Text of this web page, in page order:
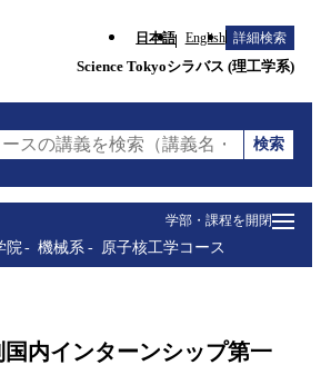
日本語 English 詳細検索
Science Tokyoシラバス (理工学系)
スの講義を検索（講義名・科目コード
検索
学部・課程を開閉
院 機械系 原子核工学コース
内インターンシップ第一